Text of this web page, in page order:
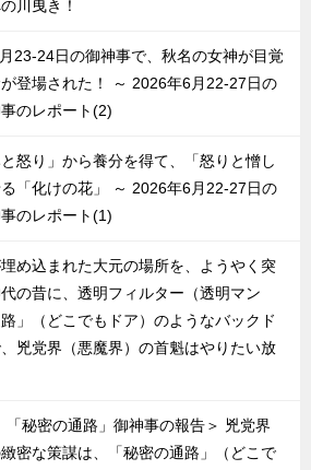
川曳き！
23-24日の御神事で、秋名の女神が目覚
登場された！ ～ 2026年6月22-27日の
のレポート(2)
と怒り」から養分を得て、「怒りと憎し
「化けの花」 ～ 2026年6月22-27日の
のレポート(1)
埋め込まれた大元の場所を、ようやく突
の昔に、透明フィルター（透明マン
」（どこでもドア）のようなバックド
兇党界（悪魔界）の首魁はやりたい放
「秘密の通路」御神事の報告＞ 兇党界
緻密な策謀は、「秘密の通路」（どこで